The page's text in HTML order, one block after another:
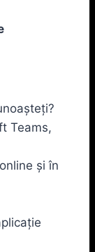
Teams,
și în